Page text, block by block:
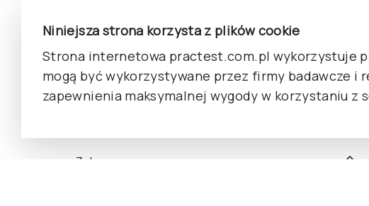
Niniejsza strona korzysta z plików cookie
Strona internetowa practest.com.pl wykorzystuje
mogą być wykorzystywane przez firmy badawcze i
zapewnienia maksymalnej wygody w korzystaniu z
Wywiad, rozmowa
Zabawki, gry zręcznościowe
Zagadki, łamigłówki, zadania
Zakres cen